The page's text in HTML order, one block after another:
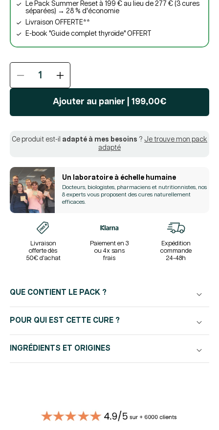
Le Pack Summer Reset à 199 € au lieu de 277 € (3 cures
séparées) → 28 % d'économie
Livraison OFFERTE**
E-book "Guide complet thyroïde" OFFERT
Ajouter au panier 199,00€
Réduire
la
RESET
Augmenter
la
quantité
RESET
Ce produit est-il adapté à mes besoins ? Je trouve mon pack
adapté
Un laboratoire à échelle humaine
Docteurs, biologistes, pharmaciens et nutritionnistes, nos
8 experts vous proposent des cures naturellement
efficaces.
Livraison
offerte dès
50€ d’achat
Paiement en 3
ou 4x sans
frais
Expédition
commande
24-48h
QUE CONTIENT LE PACK ?
POUR QUI EST CETTE CURE ?
INGRÉDIENTS ET ORIGINES